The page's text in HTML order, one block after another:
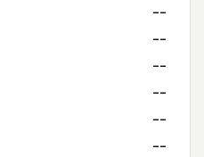
--
--
--
--
--
--